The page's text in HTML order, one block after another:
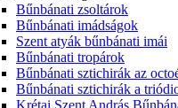
Bűnbánati zsoltárok
Bűnbánati imádságok
Szent atyák bűnbánati imái
Bűnbánati tropárok
Bűnbánati sztichirák az
Bűnbánati sztichirák a
Krétai Szent András